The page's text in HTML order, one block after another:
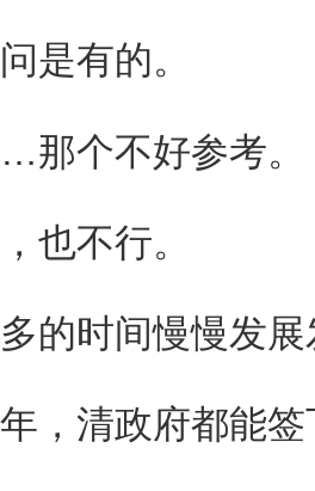
有的。
个不好参考。
不行。
时间慢慢发展
清政府都能签